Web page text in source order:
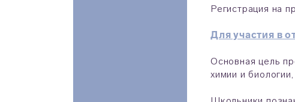
Регистрация на
Для участия в
Основная цель
химии и